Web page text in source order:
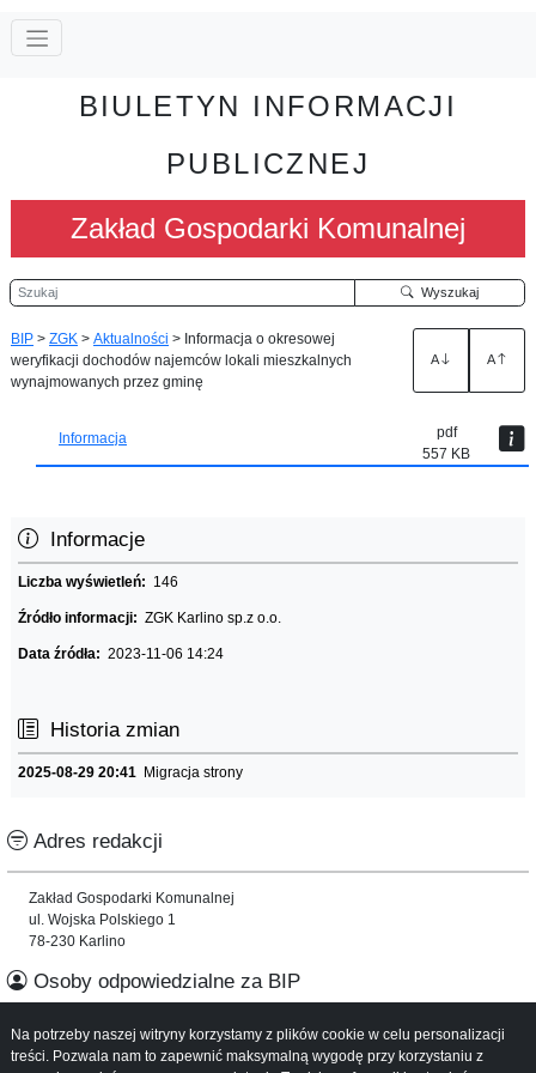
BIULETYN INFORMACJI
PUBLICZNEJ
Zakład Gospodarki Komunalnej
Szukaj Wyszukaj
BIP > ZGK > Aktualności > Informacja o okresowej
weryfikacji dochodów najemców lokali mieszkalnych
wynajmowanych przez gminę
A A
Informacja
pdf
557 KB
Informacje
Liczba wyświetleń: 146
Źródło informacji: ZGK Karlino sp.z o.o.
Data źródła: 2023-11-06 14:24
Historia zmian
2025-08-29 20:41 Migracja strony
Adres redakcji
Zakład Gospodarki Komunalnej
ul. Wojska Polskiego 1
78-230 Karlino
Osoby odpowiedzialne za BIP
Informacje o serwisie
Na potrzeby naszej witryny korzystamy z plików cookie w celu personalizacji
treści. Pozwala nam to zapewnić maksymalną wygodę przy korzystaniu z